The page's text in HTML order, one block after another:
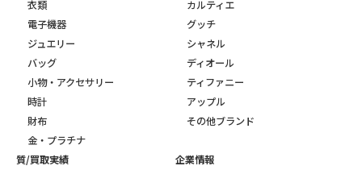
衣類
電子機器
ジュエリー
バッグ
小物・アクセサリー
時計
財布
金・プラチナ
カルティエ
グッチ
シャネル
ディオール
ティファニー
アップル
その他ブランド
質/買取実績
企業情報